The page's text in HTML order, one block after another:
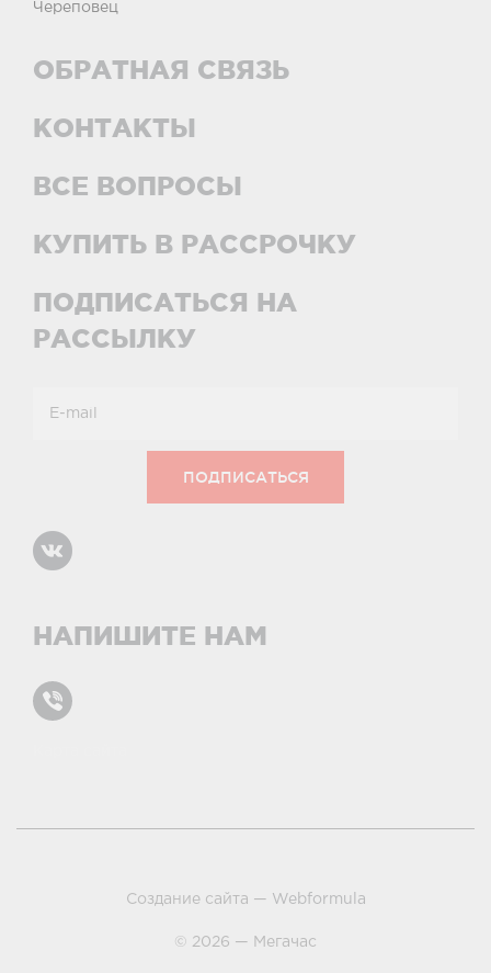
Череповец
ОБРАТНАЯ СВЯЗЬ
КОНТАКТЫ
ВСЕ ВОПРОСЫ
КУПИТЬ В РАССРОЧКУ
ПОДПИСАТЬСЯ НА
РАССЫЛКУ
НАПИШИТЕ НАМ
Создание сайта — Webformula
© 2026 — Мегачас
условиями и принципами